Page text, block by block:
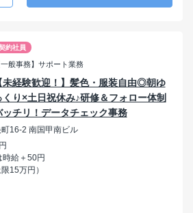
約社員
一般事務】サポート業務
未経験歓迎！】髪色・服装自由◎朝ゆ
くり×土日祝休み♪研修＆フォロー体制
ッチリ！データチェック事務
16-2 南国甲南ビル
時給＋50円
15万円）